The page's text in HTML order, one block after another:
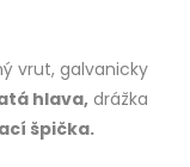
vrut, galvanicky
hlava,drážka
špička.